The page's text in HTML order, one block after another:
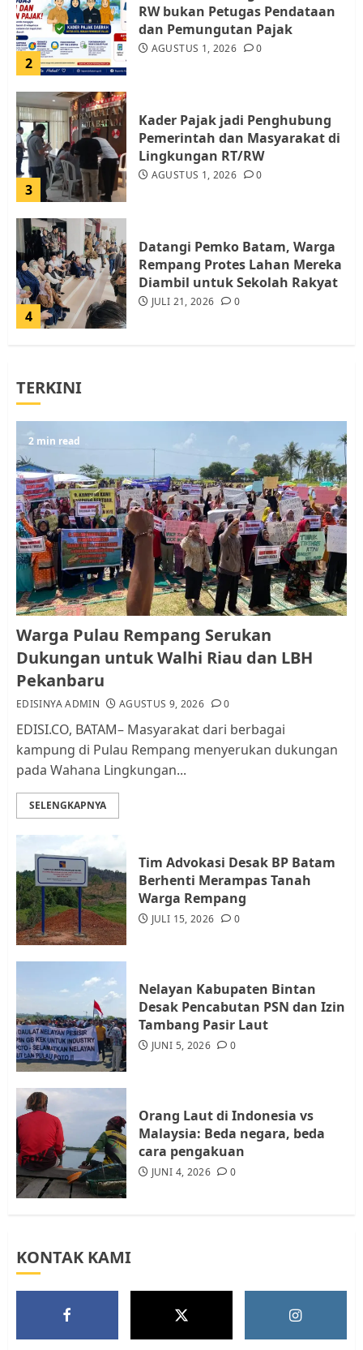
2
RW bukan Petugas Pendataan
dan Pemungutan Pajak
AGUSTUS 1, 2026 0
3
Kader Pajak jadi Penghubung
Pemerintah dan Masyarakat di
Lingkungan RT/RW
AGUSTUS 1, 2026 0
4
Datangi Pemko Batam, Warga
Rempang Protes Lahan Mereka
Diambil untuk Sekolah Rakyat
JULI 21, 2026 0
5
Resahkan Warga
JULI 17, 2026 0
1
Warga Pulau Rempang Serukan
Dukungan untuk Walhi Riau
dan LBH Pekanbaru
AGUSTUS 9, 2026 0
2
Pemko Batam Tegaskan RT dan
RW bukan Petugas Pendataan
dan Pemungutan Pajak
3
Kader Pajak jadi Penghubung
Pemerintah dan Masyarakat di
4
Datangi Pemko Batam, Warga
Rempang Protes Lahan Mereka
Diambil untuk Sekolah Rakyat
5
Warga Rempang Ajukan
Audiensi dengan Wali Kota
Batam, Soroti Aktivitas yang
Resahkan Warga
TERKINI
2 min read
Warga Pulau Rempang Serukan
Dukungan untuk Walhi Riau dan LBH
Pekanbaru
EDISINYA ADMIN AGUSTUS 9, 2026 0
EDISI.CO, BATAM– Masyarakat dari berbagai
kampung di Pulau Rempang menyerukan dukungan
pada Wahana Lingkungan...
SELENGKAPNYA
Tim Advokasi Desak BP Batam
Berhenti Merampas Tanah
Warga Rempang
JULI 15, 2026 0
Nelayan Kabupaten Bintan
Desak Pencabutan PSN dan Izin
Tambang Pasir Laut
JUNI 5, 2026 0
Orang Laut di Indonesia vs
Malaysia: Beda negara, beda
cara pengakuan
JUNI 4, 2026 0
KONTAK KAMI